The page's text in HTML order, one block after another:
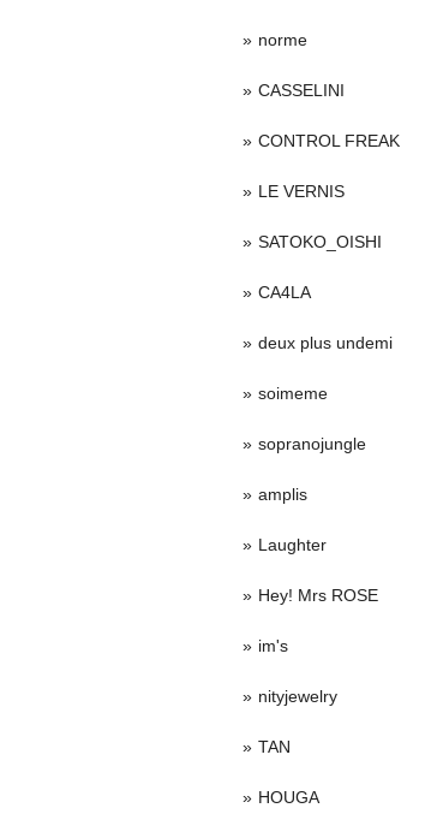
norme
CASSELINI
CONTROL FREAK
LE VERNIS
SATOKO_OISHI
CA4LA
deux plus undemi
soimeme
sopranojungle
amplis
Laughter
Hey! Mrs ROSE
im's
nityjewelry
TAN
HOUGA